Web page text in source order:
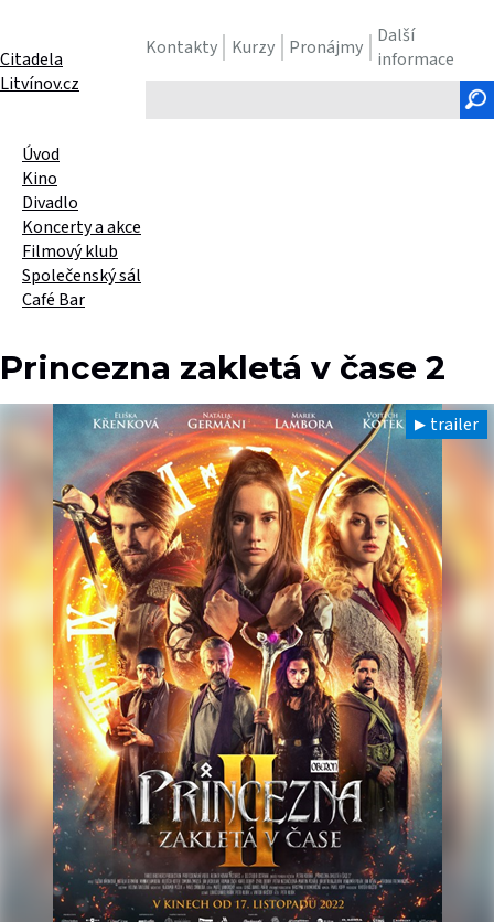
Kontakty Kurzy Pronájmy
Další
informace
text
Citadela
Litvínov.cz
Úvod
Kino
Divadlo
Koncerty a akce
Filmový klub
Společenský sál
Café Bar
Princezna zakletá v čase 2
trailer